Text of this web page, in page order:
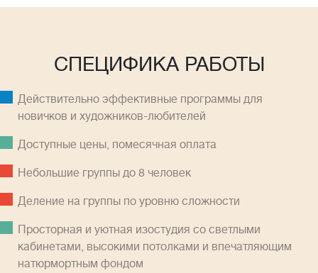
СПЕЦИФИКА РАБОТЫ
Действительно эффективные программы для
новичков и художников-любителей
Доступные цены, помесячная оплатa
Небольшие группы до 8 человек
Деление на группы по уровню сложности
Просторная и уютная изостудия со светлыми
кабинетами, высокими потолками и впечатляющим
натюрмортным фондом